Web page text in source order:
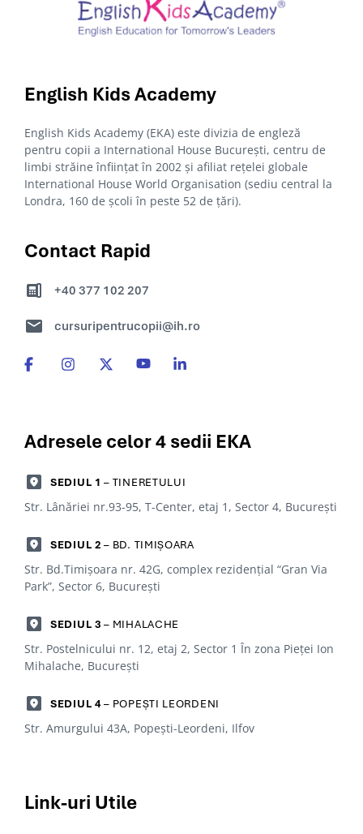
English KidsAcademy
English Kids Academy (EKA) este divizia de engleză
pentru copii a International House București, centru de
limbi străine înființat în 2002 și afiliat rețelei globale
International House World Organisation (sediu central la
Londra, 160 de școli în peste 52 de țări).
Contact Rapid
+40 377 102 207
cursuripentrucopii@ih.ro
Adresele celor 4 sedii EKA
SEDIUL 1 – TINERETULUI
Str. Lânăriei nr.93-95, T-Center, etaj 1, Sector 4, Bucureşti
SEDIUL 2 – BD. TIMIȘOARA
Str. Bd.Timișoara nr. 42G, complex rezidențial “Gran Via
Park”, Sector 6, Bucureşti
SEDIUL 3 – MIHALACHE
Str. Postelnicului nr. 12, etaj 2, Sector 1 În zona Pieței Ion
Mihalache, Bucureşti
SEDIUL 4– POPEȘTI LEORDENI
Str. Amurgului 43A, Popești-Leordeni, Ilfov
Link-uri Utile